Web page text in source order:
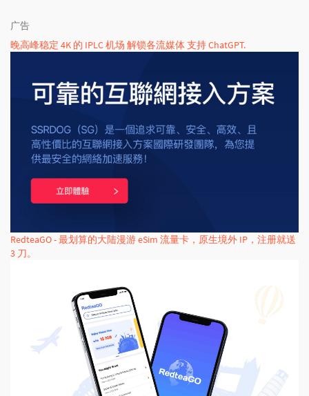
广告
晚高峰稳定 4K 的 IPLC 机场 解锁各流媒体 支持 ChatGPT.
RedteaGO - 最划算的大陆漫游 eSim 流量卡，原生境外 IP，注册就送
3 刀。